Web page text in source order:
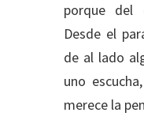
porque del
Desde el
de al lado
uno
merece la